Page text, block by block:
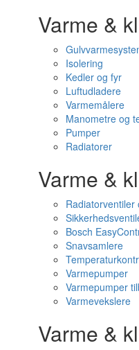
Varme &
Isolering
Kedler og fyr
Luftudladere
Varmemålere
Manometre og
Pumper
Radiatorer
Varme &
Bosch
Snavsamlere
Varmepumper
Varmepumper
Varmevekslere
Varme &